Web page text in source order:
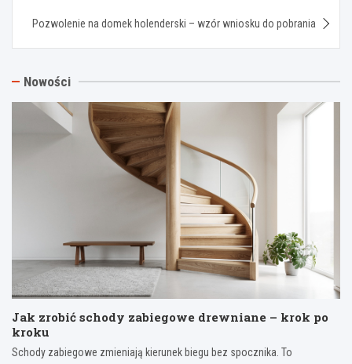
Pozwolenie na domek holenderski – wzór wniosku do pobrania
Nowości
Jak zrobić schody zabiegowe drewniane – krok po
kroku
Schody zabiegowe zmieniają kierunek biegu bez spocznika. To